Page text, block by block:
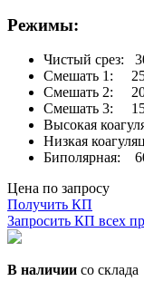
Режимы:
Чистый срез:
Смешать 1:
Смешать 2:
Смешать 3:
Высокая
Низкая
Биполярная:
Цена по запросу
Получить КП
Запросить КП всех
В наличии со склада